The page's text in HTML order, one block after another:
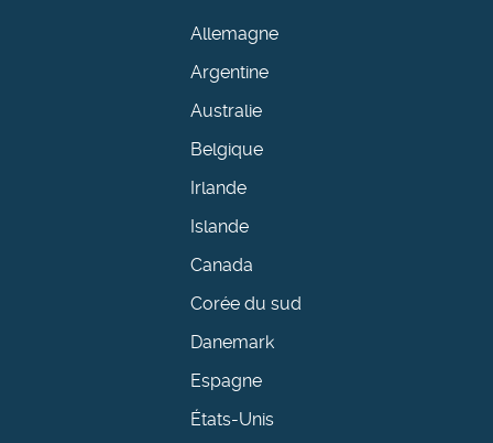
Allemagne
Argentine
Australie
Belgique
Irlande
Islande
Canada
Corée du sud
Danemark
Espagne
États-Unis